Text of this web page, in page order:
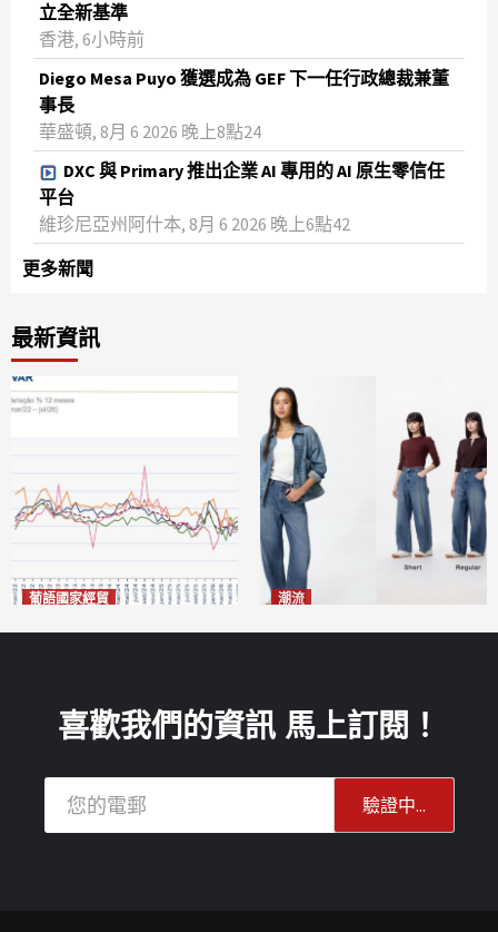
立全新基準
香港, 6小時前
Diego Mesa Puyo 獲選成為 GEF 下一任行政總裁兼董
事長
華盛頓, 8月 6 2026 晚上8點24
DXC 與 Primary 推出企業 AI 專用的 AI 原生零信任
平台
維珍尼亞州阿什本, 8月 6 2026 晚上6點42
更多新聞
最新資訊
葡語國家經貿 潮流
喜歡我們的資訊 馬上訂閱！